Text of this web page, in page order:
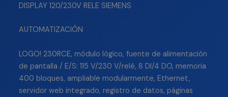
DISPLAY 120/230V RELE SIEMENS
AUTOMATIZACIÓN
LOGO! 230RCE, módulo lógico, fuente de alimentación
de pantalla / E/S: 115 V/230 V/relé, 8 DI/4 DO, memoria
400 bloques, ampliable modularmente, Ethernet,
servidor web integrado, registro de datos, páginas